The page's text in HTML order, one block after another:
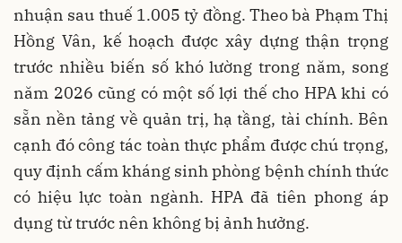
nhuận sau thuế 1.005 tỷ đồng. Theo bà Phạm Thị
Hồng Vân, kế hoạch được xây dựng thận trọng
trước nhiều biến số khó lường trong năm, song
năm 2026 cũng có một số lợi thế cho HPA khi có
sẵn nền tảng về quản trị, hạ tầng, tài chính. Bên
cạnh đó công tác toàn thực phẩm được chú trọng,
quy định cấm kháng sinh phòng bệnh chính thức
có hiệu lực toàn ngành. HPA đã tiên phong áp
dụng từ trước nên không bị ảnh hưởng.